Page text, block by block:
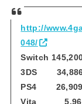
http://
048/
Switch
3DS
PS4 26,909
Vita